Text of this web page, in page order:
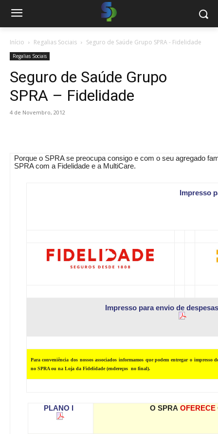
Início Regalias Sociais Seguro de Saúde Grupo SPRA - Fidelidade
Regalias Sociais
Seguro de Saúde Grupo
SPRA – Fidelidade
4 de Novembro, 2012
Porque o SPRA se preocupa consigo e com o seu agregado
SPRA com a Fidelidade e a MultiCare.
Impresso
Impresso para envio de
Para conveniência dos nossos associados informamos que podem entregar o impresso
no SPRA ou na Loja da Fidelidade (endereços no final).
PLANO I O SPRA OFERECE